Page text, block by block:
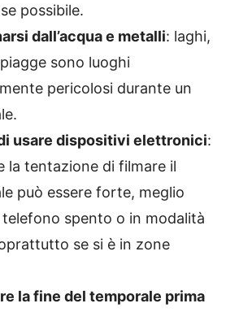
possibile.
dall’acqua e metalli: laghi,
sono luoghi
pericolosi durante un
usare dispositivi elettronici:
la tentazione di filmare il
può essere forte, meglio
spento o in modalità
se si è in zone
la fine del temporale prima